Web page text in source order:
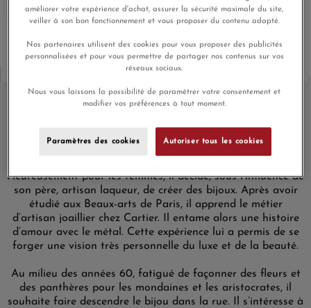
programme de fidélité.
Dinh Van
Heureusement pour les femmes, il décide, sous l’influence de
son père, artisan laqueur, de créer des bijoux. Après avoir
étudié aux Beaux-arts de Paris, il apprend le métier
d’artisan joaillier chez Cartier. Il entame alors une histoire
d’amour avec le métal. Cette expérience lui a permis de se
forger une vision très personnelle du luxe et de la beauté.
Au milieu des années 60, fatigué de façonner des fleurs et
des panthères pour les mondaines et les aristocrates, il
souhaite faire descendre le bijou dans la rue. Il s’intéresse à
améliorer votre expérience d'achat, assurer la sécurité maximale du site,
veiller à son bon fonctionnement et vous proposer du contenu adapté.
Nos partenaires utilisent des cookies pour vous proposer des publicités
personnalisées et pour vous permettre de partager nos contenus sur vos
réseaux sociaux.
Nous vous laissons la possibilité de paramétrer votre consentement et
modifier vos préférences à tout moment.
Paramètres des cookies Autoriser tous les cookies